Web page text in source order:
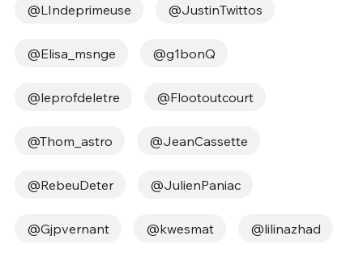
@LIndeprimeuse @JustinTwittos
@Elisa_msnge @g1bonQ
@leprofdeletre @Flootoutcourt
@Thom_astro @JeanCassette
@RebeuDeter @JulienPaniac
@Gjpvernant @kwesmat @lilinazhad